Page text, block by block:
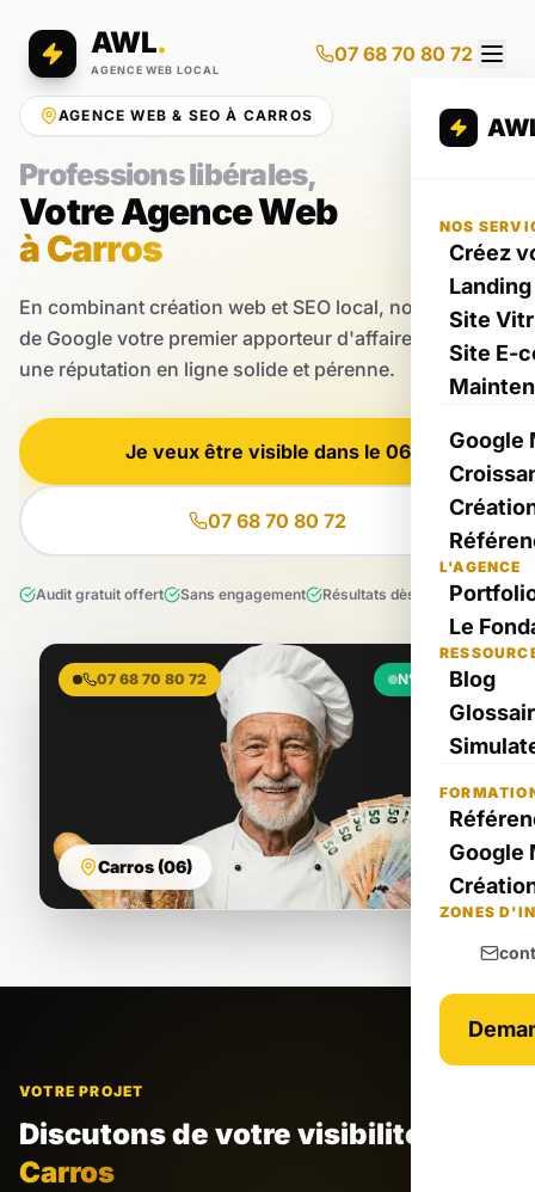
AWL.
AGENCE WEB LOCAL
07 68 70 80 72
NOS
Créez
Site
Site E-
Google
L'AGENCE
Le
Blog
Google
ZONES
AGENCE WEB & SEO À CARROS
Professions libérales,
Votre Agence Web
à Carros
En combinant création web et SEO local, nous faisons
de Google votre premier apporteur d'affaires pour bâtir
une réputation en ligne solide et pérenne.
Je veux être visible dans le 06
07 68 70 80 72
Audit gratuit offert Sans engagement Résultats dès le 1er mois
07 68 70 80 72
Carros (06)
N°1 Local
VOTRE PROJET
Discutons de votre visibilité
Carros